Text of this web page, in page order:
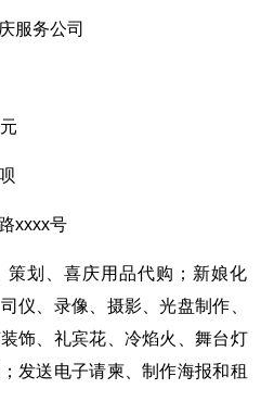
服务公司
xxxx号
策划、喜庆用品代购；新娘化
仪、录像、摄影、光盘制作、
饰、礼宾花、冷焰火、舞台灯
发送电子请柬、制作海报和租